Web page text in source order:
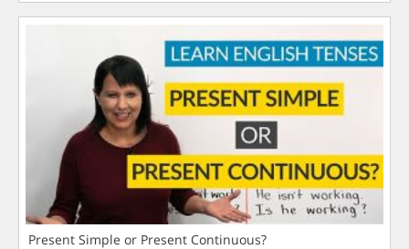
Present Simple or Present Continuous?